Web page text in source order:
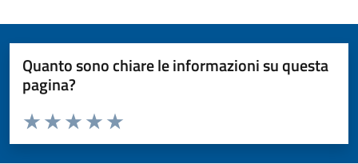
Quanto sono chiare le informazioni su questa
pagina?
Valuta da 1 a 5 stelle la pagina
Valuta 5 stelle su 5
Valuta 4 stelle su 5
Valuta 3 stelle su 5
Valuta 2 stelle su 5
Valuta 1 stelle su 5